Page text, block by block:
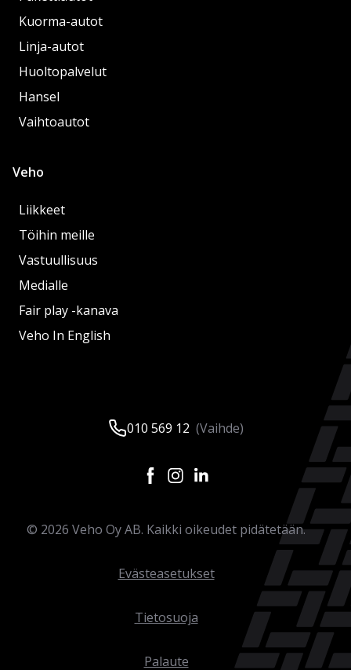
Kuorma-autot
Linja-autot
Huoltopalvelut
Hansel
Vaihtoautot
Veho
Liikkeet
Töihin meille
Vastuullisuus
Medialle
Fair play -kanava
Veho In English
010 569 12 (Vaihde)
© 2026 Veho Oy AB. Kaikki oikeudet pidätetään.
Evästeasetukset
Tietosuoja
Palaute